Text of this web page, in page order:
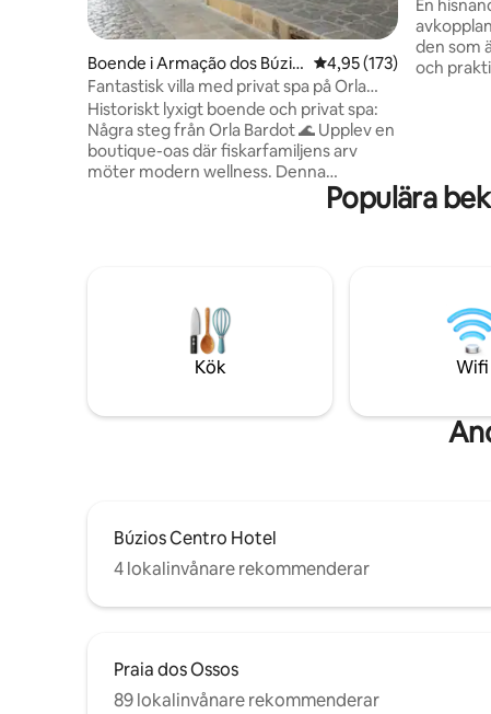
Boende i Armação dos Búzio
s
4,95 av 5 i
4,95 (173)
Fantastisk villa med privat spa på Orla
Bardot
Historiskt lyxigt boende och privat spa:
Några steg från Orla Bardot 🌊 Upplev en
boutique-oas där fiskarfamiljens arv
möter modern wellness. Denna
renoverade villa ligger bara 30 sekunder
från Orla Bardot och har ett exklusivt spa
sällsynt lyx i Búzios. Gångväg till Rua das
Pedras och Azeda Beach. 🚭 Helt rökfritt
och inga fester. En fridfull tillflyktsort för
par och familjer.
En
avkopplande
den som
och
Populära
Kök Wifi
Búzios Centro Hotel
4 lokalinvånare rekommenderar
Praia dos Ossos
89 lokalinvånare rekommenderar